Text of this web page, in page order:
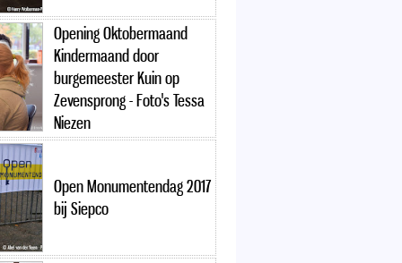
Opening Oktobermaand
Kindermaand door
burgemeester Kuin op
Zevensprong - Foto's Tessa
Niezen
Open Monumentendag 2017
bij Siepco